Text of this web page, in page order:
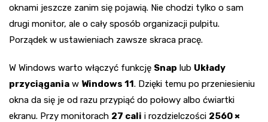
oknami jeszcze zanim się pojawią. Nie chodzi tylko o sam
drugi monitor, ale o cały sposób organizacji pulpitu.
Porządek w ustawieniach zawsze skraca pracę.
W Windows warto włączyć funkcję Snap lub Układy
przyciągania w Windows 11. Dzięki temu po przeniesieniu
okna da się je od razu przypiąć do połowy albo ćwiartki
ekranu. Przy monitorach 27 cali i rozdzielczości 2560 ×